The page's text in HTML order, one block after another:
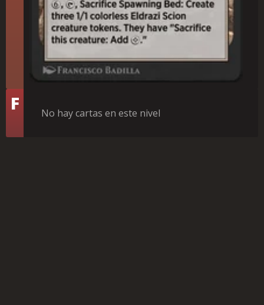
Nivel
F No hay cartas en este nivel